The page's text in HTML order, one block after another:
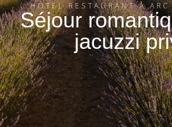
HÔTEL RESTAURANT À
Séjour
jacuzzi